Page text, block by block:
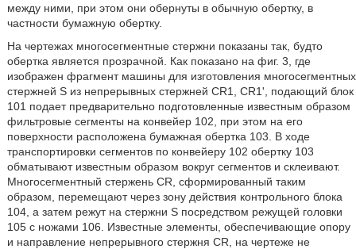
между ними, при этом они обернуты в обычную обертку, в
частности бумажную обертку.
На чертежах многосегментные стержни показаны так, будто
обертка является прозрачной. Как показано на фиг. 3, где
изображен фрагмент машины для изготовления многосегментных
стержней S из непрерывных стержней CR1, CR1', подающий блок
101 подает предварительно подготовленные известным образом
фильтровые сегменты на конвейер 102, при этом на его
поверхности расположена бумажная обертка 103. В ходе
транспортировки сегментов по конвейеру 102 обертку 103
обматывают известным образом вокруг сегментов и склеивают.
Многосегментный стержень CR, сформированный таким
образом, перемещают через зону действия контрольного блока
104, а затем режут на стержни S посредством режущей головки
105 с ножами 106. Известные элементы, обеспечивающие опору
и направление непрерывного стержня CR, на чертеже не